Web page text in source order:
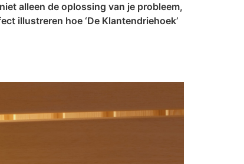
alleen de oplossing van je probleem,
illustreren hoe ‘De Klantendriehoek’